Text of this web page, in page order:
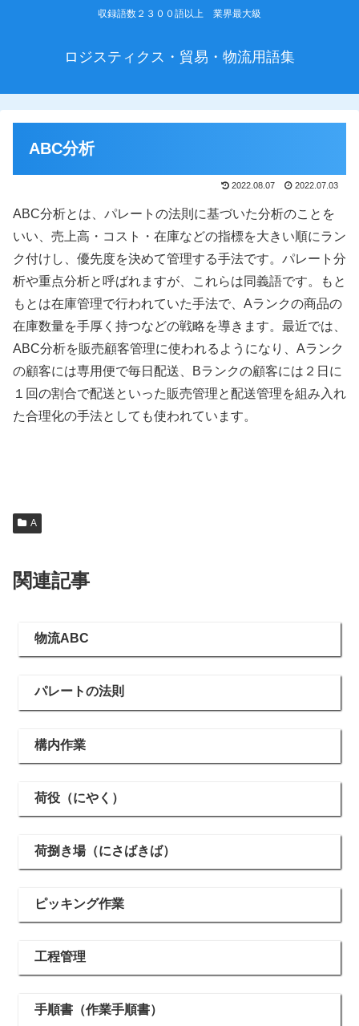
収録語数２３００語以上 業界最大級
ロジスティクス・貿易・物流用語集
ABC分析
2022.08.07 2022.07.03
ABC分析とは、パレートの法則に基づいた分析のことを
いい、売上高・コスト・在庫などの指標を大きい順にラン
ク付けし、優先度を決めて管理する手法です。パレート分
析や重点分析と呼ばれますが、これらは同義語です。もと
もとは在庫管理で行われていた手法で、Aランクの商品の
在庫数量を手厚く持つなどの戦略を導きます。最近では、
ABC分析を販売顧客管理に使われるようになり、Aランク
の顧客には専用便で毎日配送、Bランクの顧客には２日に
１回の割合で配送といった販売管理と配送管理を組み入れ
た合理化の手法としても使われています。
A
関連記事
物流ABC
パレートの法則
構内作業
荷役（にやく）
荷捌き場（にさばきば）
ピッキング作業
工程管理
手順書（作業手順書）